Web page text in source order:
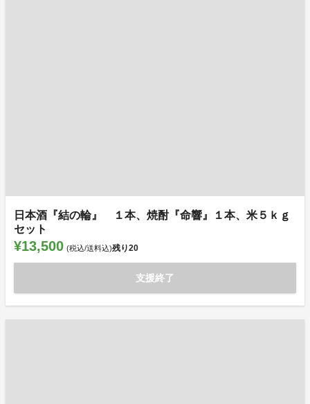
日本酒『結の輪』 １本、焼酎『命響』１本、米５ｋｇ
セット
¥13,500 (税込/送料込)残り20
支援終了